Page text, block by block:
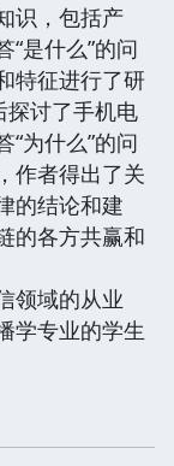
识，包括产
“是什么”的问
特征进行了研
探讨了手机电
“为什么”的问
作者得出了关
的结论和建
的各方共赢和
域的从业
学专业的学生